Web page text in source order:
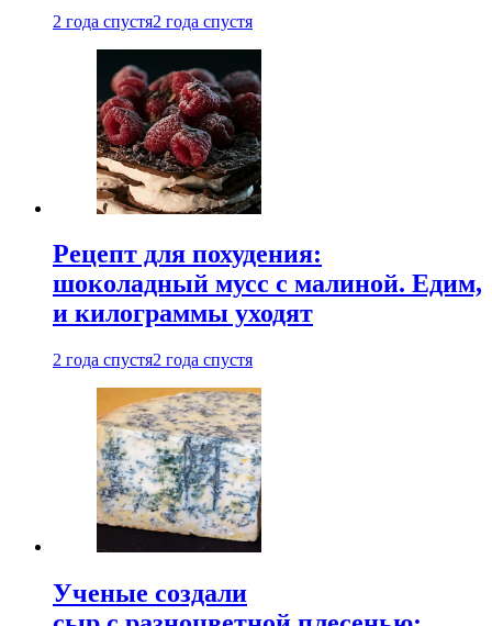
2 года спустя2 года спустя
Рецепт для похудения:
шоколадный мусс с малиной. Едим,
и килограммы уходят
2 года спустя2 года спустя
Ученые создали